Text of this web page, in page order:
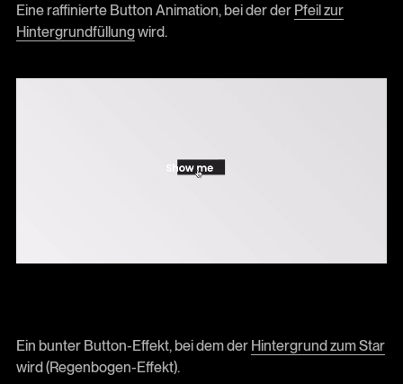
Eine raffinierte Button Animation, bei der der Pfeil zur
Hintergrundfüllungwird.
Ein bunter Button-Effekt, bei dem der Hintergrund zum Star
wird (Regenbogen-Effekt).